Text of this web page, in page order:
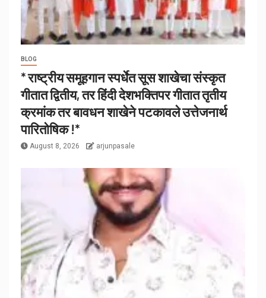
BLOG
* राष्ट्रीय समूहगान स्पर्धेत सूस शाखेचा संस्कृत
गीतात द्वितीय, तर हिंदी देशभक्तिपर गीतात तृतीय
क्रमांक तर बावधन शाखेने पटकावले उत्तेजनार्थ
पारितोषिक !*
August 8, 2026 arjunpasale